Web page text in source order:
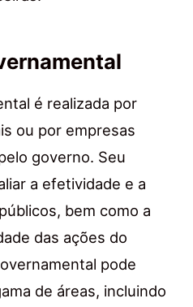
é realizada por
ou por empresas
governo. Seu
a efetividade e a
bem como a
das ações do
pode
de áreas, incluindo